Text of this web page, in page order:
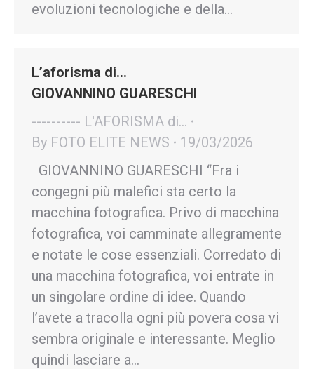
evoluzioni tecnologiche e della…
L’aforisma di…
GIOVANNINO GUARESCHI
---------- L'AFORISMA di...
By FOTO ELITE NEWS
19/03/2026
GIOVANNINO GUARESCHI “Fra i
congegni più malefici sta certo la
macchina fotografica. Privo di macchina
fotografica, voi camminate allegramente
e notate le cose essenziali. Corredato di
una macchina fotografica, voi entrate in
un singolare ordine di idee. Quando
l’avete a tracolla ogni più povera cosa vi
sembra originale e interessante. Meglio
quindi lasciare a…